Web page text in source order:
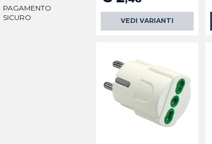
PAGAMENTO
SICURO
VEDI VARIANTI